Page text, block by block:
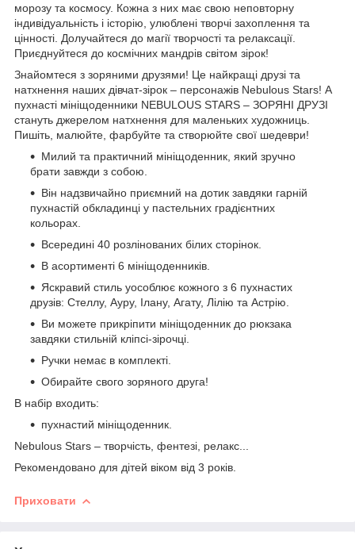
морозу та космосу. Кожна з них має свою неповторну
індивідуальність і історію, улюблені творчі захоплення та
цінності. Долучайтеся до магії творчості та релаксації.
Приєднуйтеся до космічних мандрів світом зірок!
Знайомтеся з зоряними друзями! Це найкращі друзі та
натхнення наших дівчат-зірок – персонажів Nebulous Stars! А
пухнасті мініщоденники NEBULOUS STARS – ЗОРЯНІ ДРУЗІ
стануть джерелом натхнення для маленьких художниць.
Пишіть, малюйте, фарбуйте та створюйте свої шедеври!
Милий та практичний мініщоденник, який зручно
брати завжди з собою.
Він надзвичайно приємний на дотик завдяки гарній
пухнастій обкладинці у пастельних градієнтних
кольорах.
Всередині 40 розлінованих білих сторінок.
В асортименті 6 мініщоденників.
Яскравий стиль уособлює кожного з 6 пухнастих
друзів: Стеллу, Ауру, Ілану, Агату, Лілію та Астрію.
Ви можете прикріпити мініщоденник до рюкзака
завдяки стильній кліпсі-зірочці.
Ручки немає в комплекті.
Обирайте свого зоряного друга!
В набір входить:
пухнастий мініщоденник.
Nebulous Stars – творчість, фентезі, релакс...
Рекомендовано для дітей віком від 3 років.
Приховати